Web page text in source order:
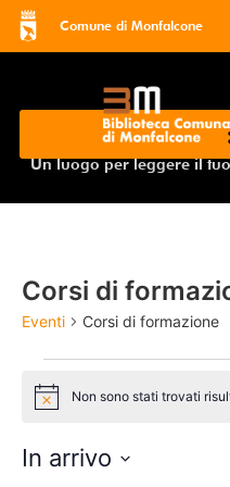
Comune di Monfalcone
Un luogo per leggere il
Corsi di
Eventi Corsi di formazione
NoticeNon sono stati trovati
In arrivo